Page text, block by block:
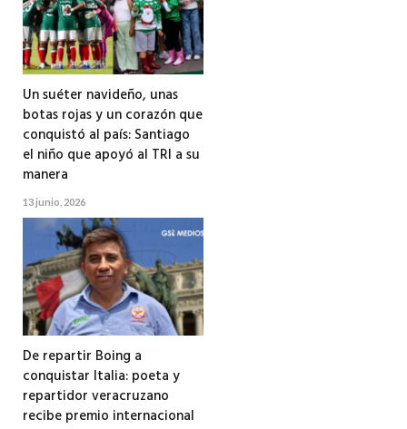
Un suéter navideño, unas
botas rojas y un corazón que
conquistó al país: Santiago
el niño que apoyó al TRI a su
manera
13 junio, 2026
De repartir Boing a
conquistar Italia: poeta y
repartidor veracruzano
recibe premio internacional